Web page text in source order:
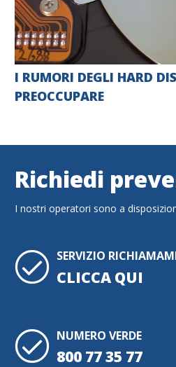
I RUMORI DEGLI HARD
PREOCCUPARE
Richiedi
I nostri operatori sono a
SERVIZIO
CLICCA QUI
NUMERO VERDE
800 77 35 77